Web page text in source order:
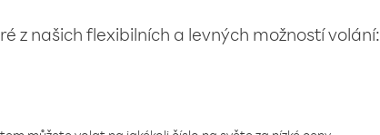
z našich flexibilních a levných možností volání: